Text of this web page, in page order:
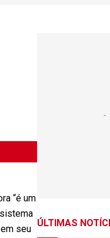
“é um
seu